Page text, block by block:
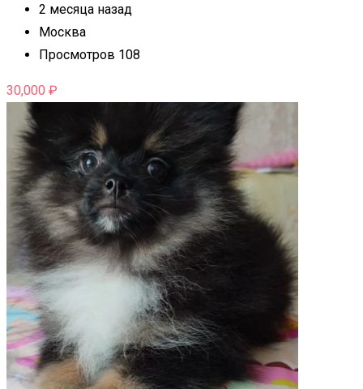
2 месяца назад
Москва
Просмотров 108
30,000 ₽